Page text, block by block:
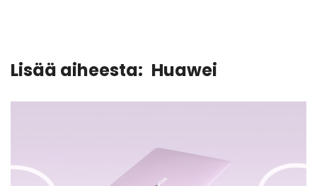
Lisää aiheesta: Huawei